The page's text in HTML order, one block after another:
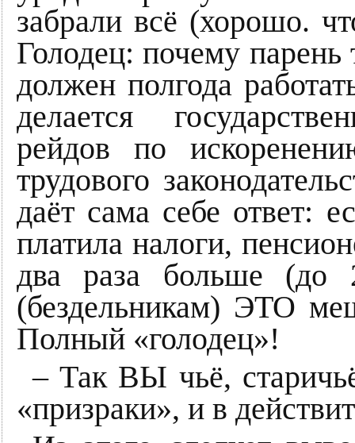
забрали всё (хорошо.
Голодец: почему парень
должен полгода
делается
рейдов по
трудового
даёт сама себе ответ:
платила налоги,
два раза больше
(бездельникам) ЭТО
Полный «голодец»!
– Так ВЫ чьё,
«призраки», и в